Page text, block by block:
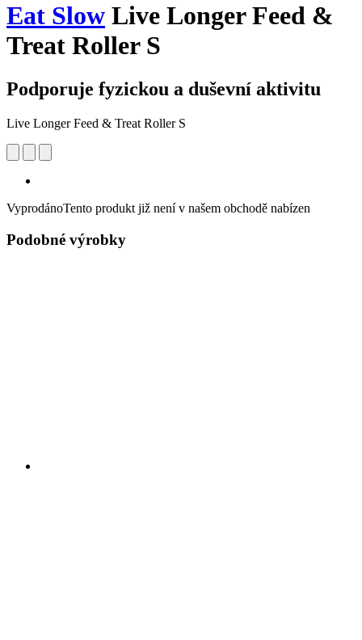
Eat Slow Live Longer Feed &
Treat Roller S
Podporuje fyzickou a duševní aktivitu
Live Longer Feed & Treat Roller S
VyprodánoTento produkt již není v našem obchodě nabízen
Podobné výrobky